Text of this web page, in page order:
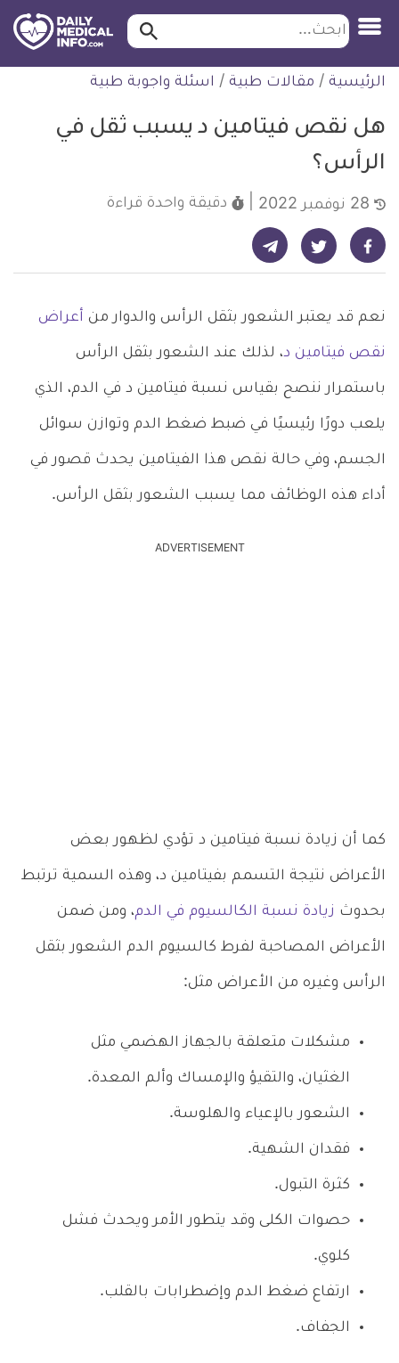
التخطي
للمحتوى
طبية
ابحث ابحث…
الرئيسية / مقالات طبية / اسئلة واجوبة طبية
هل نقص فيتامين د يسبب ثقل في
الرأس؟
دقيقة واحدة قراءة
شارك على فيسبوك - ديلي ميديكال انفو شارك على تويتر - ديلي ميديكال انفو شارك على تيليجرام - ديلي ميديكال انفو
نعم قد يعتبر الشعور بثقل الرأس والدوار من أعراض
نقص فيتامين د، لذلك عند الشعور بثقل الرأس
باستمرار ننصح بقياس نسبة فيتامين د في الدم، الذي
يلعب دورًا رئيسيًا في ضبط ضغط الدم وتوازن سوائل
الجسم، وفي حالة نقص هذا الفيتامين يحدث قصور في
أداء هذه الوظائف مما يسبب الشعور بثقل الرأس.
ADVERTISEMENT
كما أن زيادة نسبة فيتامين د تؤدي لظهور بعض
الأعراض نتيجة التسمم بفيتامين د، وهذه السمية ترتبط
بحدوث زيادة نسبة الكالسيوم في الدم، ومن ضمن
الأعراض المصاحبة لفرط كالسيوم الدم الشعور بثقل
الرأس وغيره من الأعراض مثل:
مشكلات متعلقة بالجهاز الهضمي مثل
الغثيان، والتقيؤ والإمساك وألم المعدة.
الشعور بالإعياء والهلوسة.
فقدان الشهية.
كثرة التبول.
حصوات الكلى وقد يتطور الأمر ويحدث فشل
كلوي.
ارتفاع ضغط الدم وإضطرابات بالقلب.
الجفاف.